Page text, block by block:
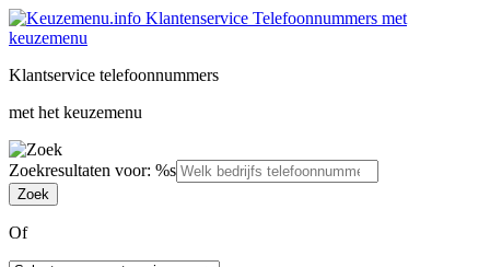
Klantservice telefoonnummers
met het keuzemenu
Zoekresultaten voor: %s
Of